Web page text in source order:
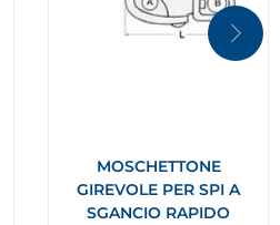
MOSCHETTONE
GIREVOLE PER SPI A
SGANCIO RAPIDO